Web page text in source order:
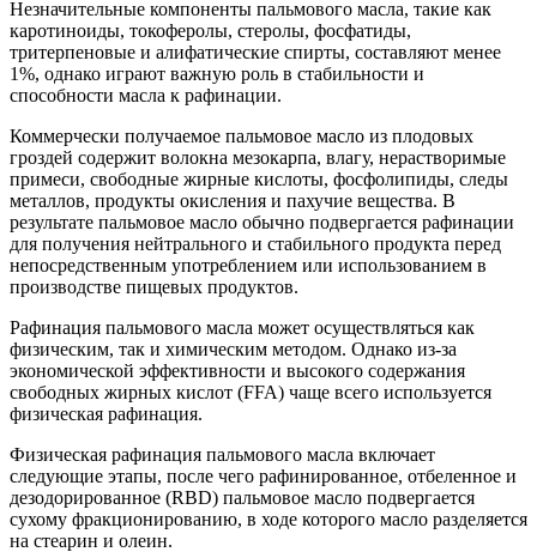
Незначительные компоненты пальмового масла, такие как
каротиноиды, токоферолы, стеролы, фосфатиды,
тритерпеновые и алифатические спирты, составляют менее
1%, однако играют важную роль в стабильности и
способности масла к рафинации.
Коммерчески получаемое пальмовое масло из плодовых
гроздей содержит волокна мезокарпа, влагу, нерастворимые
примеси, свободные жирные кислоты, фосфолипиды, следы
металлов, продукты окисления и пахучие вещества. В
результате пальмовое масло обычно подвергается рафинации
для получения нейтрального и стабильного продукта перед
непосредственным употреблением или использованием в
производстве пищевых продуктов.
Рафинация пальмового масла может осуществляться как
физическим, так и химическим методом. Однако из-за
экономической эффективности и высокого содержания
свободных жирных кислот (FFA) чаще всего используется
физическая рафинация.
Физическая рафинация пальмового масла включает
следующие этапы, после чего рафинированное, отбеленное и
дезодорированное (RBD) пальмовое масло подвергается
сухому фракционированию, в ходе которого масло разделяется
на стеарин и олеин.